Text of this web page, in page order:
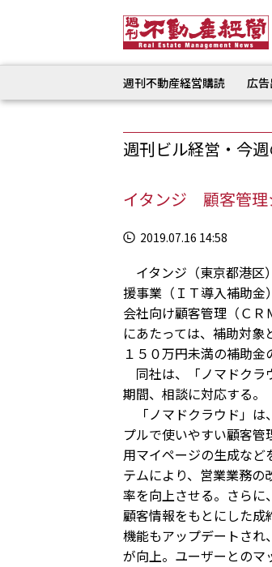
週刊不動産経営購読 広
週刊ビル経営・今
イタンジ 顧客管理
2019.07.16 14:58
イタンジ（東京都港区
援事業（ＩＴ導入補助
会社向け顧客管理（Ｃ
にあたっては、補助対
１５０万円未満の補助金
同社は、「ノマドクラ
期間、相談に対応する。
「ノマドクラウド」は
プルで使いやすい顧客
用マイページの生成な
テムにより、営業業務
率を向上させる。さらに
顧客情報をもとにした成
機能もアップデートされ
が向上。ユーザーとのマ